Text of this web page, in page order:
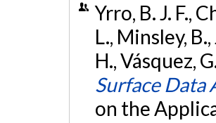
Yrro, B. J. F.,
L., Minsley,
H., Vásquez,
Surface Data
on the